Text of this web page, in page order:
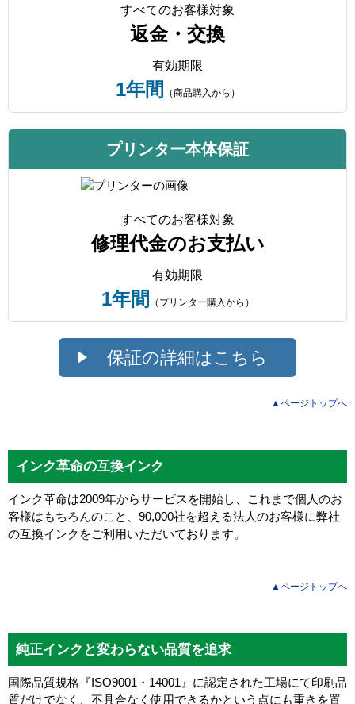
すべてのお客様対象
返金・交換
有効期限
1年間 （商品購入から）
プリンター本体保証
すべてのお客様対象
修理代金のお支払い
有効期限
1年間 （プリンター購入から）
保証の詳細はこちら
▲ページトップへ
インク革命の互換インク
インク革命は2009年からサービスを開始し、これまで個人のお
客様はもちろんのこと、90,000社を超える法人のお客様に弊社
の互換インクをご利用いただいております。
▲ページトップへ
純正インクと変わらない品質を追求
国際品質規格『ISO9001・14001』に認定された工場にて印刷品
質だけでなく、不具合なく使用できるかという点にも重きを置